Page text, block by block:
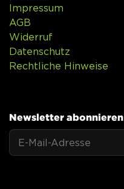
Impressum
AGB
Widerruf
Datenschutz
Rechtliche Hinweise
Newsletter abonnieren